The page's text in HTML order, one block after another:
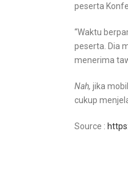
peserta
“Waktu
peserta. Dia
menerima
Nah, jika
cukup
Source :